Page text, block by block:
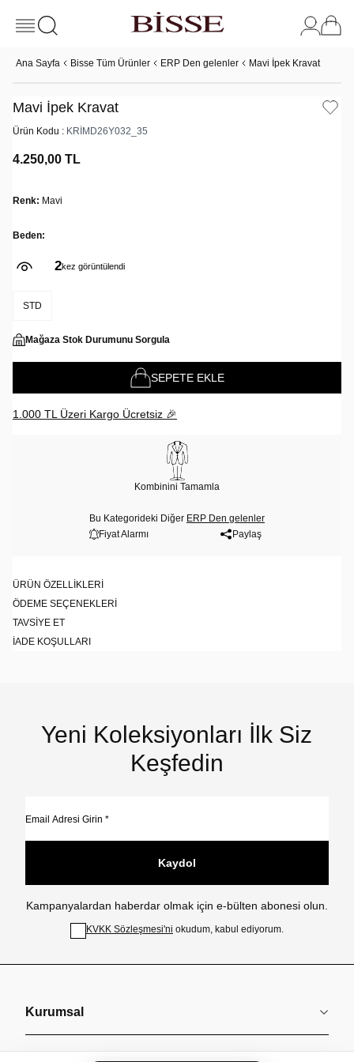
Ana Sayfa Bisse Tüm Ürünler ERP Den gelenler Mavi İpek Kravat
Mavi İpek Kravat
Ürün Kodu : KRİMD26Y032_35
4.250,00 TL
Renk: Mavi
Beden:
2kez görüntülendi
STD
Mağaza Stok Durumunu Sorgula
SEPETE EKLE
1.000 TL Üzeri Kargo Ücretsiz 🎉
Kombinini Tamamla
Bu Kategorideki Diğer ERP Den gelenler
Fiyat Alarmı
Paylaş
ÜRÜN ÖZELLIKLERI
ÖDEME SEÇENEKLERI
TAVSIYE ET
İADE KOŞULLARI
Yeni Koleksiyonları İlk Siz
Keşfedin
Kaydol
Kampanyalardan haberdar olmak için e-bülten abonesi olun.
KVKK Sözleşmesi'ni okudum, kabul ediyorum.
Kurumsal